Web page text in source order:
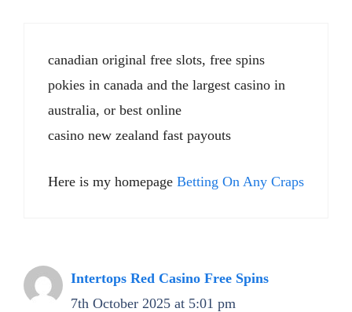
canadian original free slots, free spins
pokies in canada and the largest casino in
australia, or best online
casino new zealand fast payouts
Here is my homepage Betting On Any Craps
Intertops Red Casino Free Spins
7th October 2025 at 5:01 pm